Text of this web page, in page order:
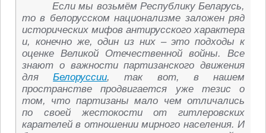
Если мы возьмём Республику Беларусь,
то в белорусском национализме заложен ряд
исторических мифов антирусского характера
и, конечно же, один из них – это подходы к
оценке Великой Отечественной войны. Все
знают о важности партизанского движения
дляБелоруссии, так вот, в нашем
пространстве продвигается уже тезис о
том, что партизаны мало чем отличались
по своей жестокости от гитлеровских
карателей в отношении мирного населения. И